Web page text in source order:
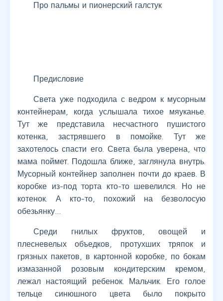
Про пальмы и пионерский галстук
Предисловие
Света уже подходила с ведром к мусорным
контейнерам, когда услышала тихое мяуканье.
Тут же представила несчастного пушистого
котенка, застрявшего в помойке. Тут же
захотелось спасти его. Света была уверена, что
мама поймет. Подошла ближе, заглянула внутрь.
Мусорный контейнер заполнен почти до краев. В
коробке из-под торта кто-то шевелился. Но не
котенок. А кто-то, похожий на безволосую
обезьянку…
Среди гнилых фруктов, овощей и
плесневелых объедков, протухших тряпок и
грязных пакетов, в картонной коробке, по бокам
измазанной розовым кондитерским кремом,
лежал настоящий ребенок. Мальчик. Его голое
тельце синюшного цвета было покрыто